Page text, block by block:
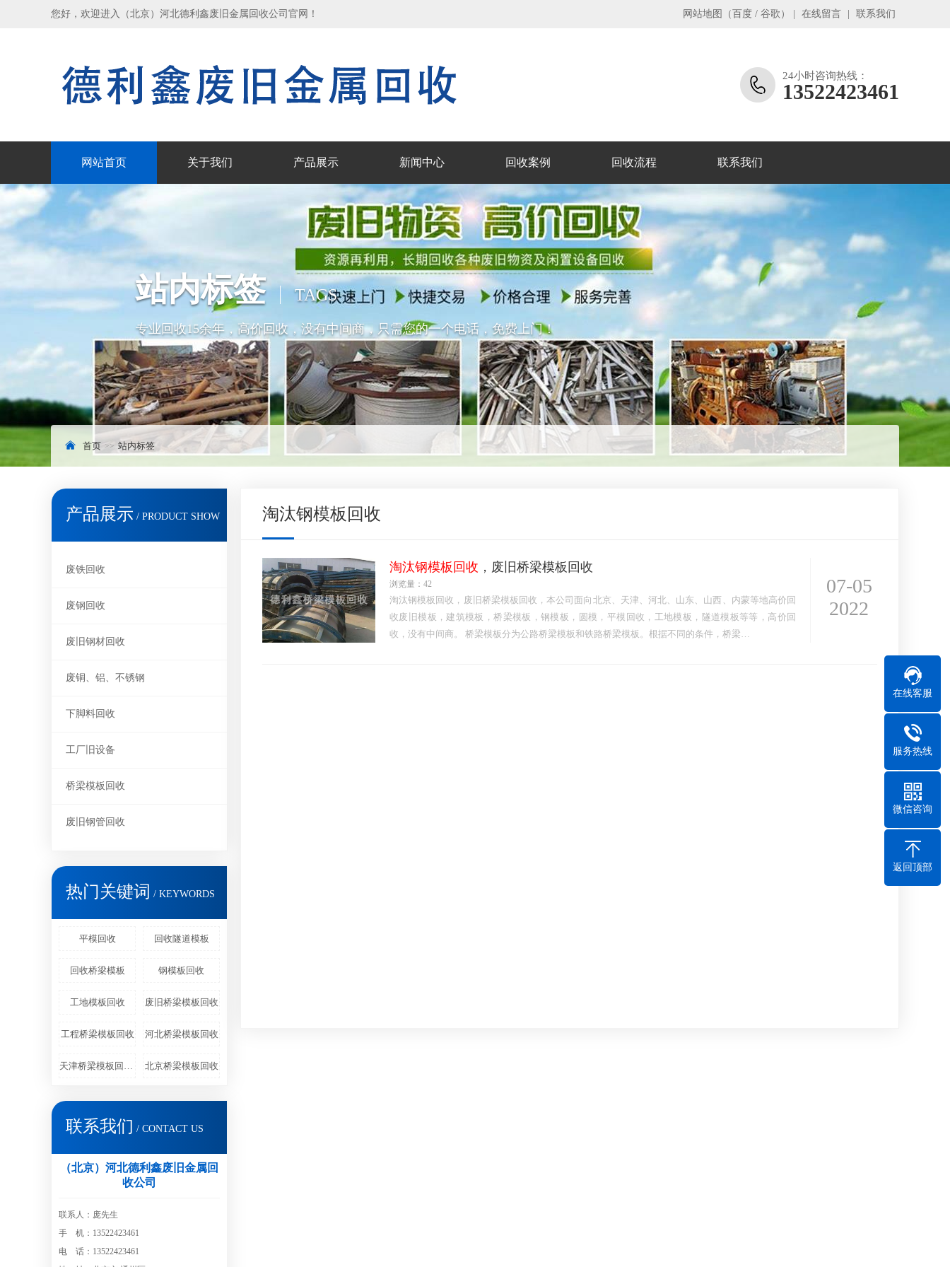
您好，欢迎进入（北京）河北德利鑫废旧金属回收公司官网！ 网站地图 （ 百度 / 谷歌 ） 在线留言 联系我们
24小时咨询热线：
13522423461
网站首页 关于我们 产品展示 新闻中心 回收案例 回收流程 联系我们
站内标签 TAGS
专业回收15余年，高价回收，没有中间商，只需您的一个电话，免费上门！
首页 站内标签
产品展示 / PRODUCT SHOW
废铁回收
废钢回收
废旧钢材回收
废铜、铝、不锈钢
下脚料回收
工厂旧设备
桥梁模板回收
废旧钢管回收
热门关键词 / KEYWORDS
平模回收 回收隧道模板
回收桥梁模板 钢模板回收
工地模板回收 废旧桥梁模板回收
工程桥梁模板回收 河北桥梁模板回收
天津桥梁模板回收商家 北京桥梁模板回收
联系我们 / CONTACT US
（北京）河北德利鑫废旧金属回
收公司
联系人：庞先生
手 机：13522423461
电 话：13522423461
淘汰钢模板回收
淘汰钢模板回收 ，废旧桥梁模板回收
浏览量：42
淘汰钢模板回收，废旧桥梁模板回收，本公司面向北京、天津、河北、山东、山西、内蒙等地高价回
收废旧模板，建筑模板，桥梁模板，钢模板，圆模，平模回收，工地模板，隧道模板等等，高价回
收，没有中间商。 桥梁模板分为公路桥梁模板和铁路桥梁模板。根据不同的条件，桥梁…
07-05
2022
在线客服
服务热线
微信咨询
返回顶部